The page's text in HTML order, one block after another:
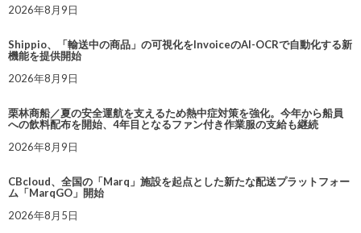
2026年8月9日
Shippio、「輸送中の商品」の可視化をInvoiceのAI-OCRで自動化する新
機能を提供開始
2026年8月9日
栗林商船／夏の安全運航を支えるため熱中症対策を強化。今年から船員
への飲料配布を開始、4年目となるファン付き作業服の支給も継続
2026年8月9日
CBcloud、全国の「Marq」施設を起点とした新たな配送プラットフォー
ム「MarqGO」開始
2026年8月5日